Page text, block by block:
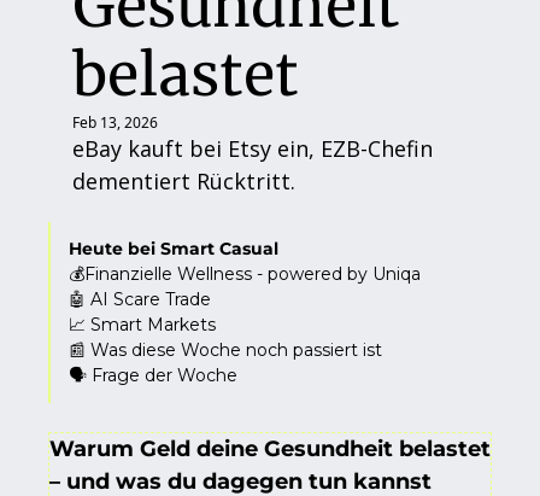
belastet
Feb 13, 2026
eBay kauft bei Etsy ein, EZB-Chefin
dementiert Rücktritt.
Heute bei Smart Casual
💰Finanzielle Wellness - powered by Uniqa
🤖 AI Scare Trade
📈 Smart Markets
📰 Was diese Woche noch passiert ist
🗣️ Frage der Woche
Warum Geld deine Gesundheit belastet
– und was du dagegen tun kannst